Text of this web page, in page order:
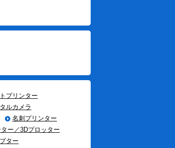
プリンター
ルカメラ
名刺プリンター
ー／3Dプロッター
ター